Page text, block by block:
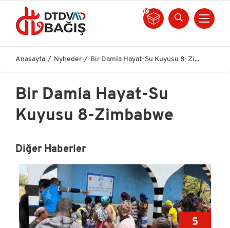
0
Anasayfa Nyheder Bir Damla Hayat-Su Kuyusu 8-Zi...
Bir Damla Hayat-Su
Kuyusu 8-Zimbabwe
Diğer Haberler
5